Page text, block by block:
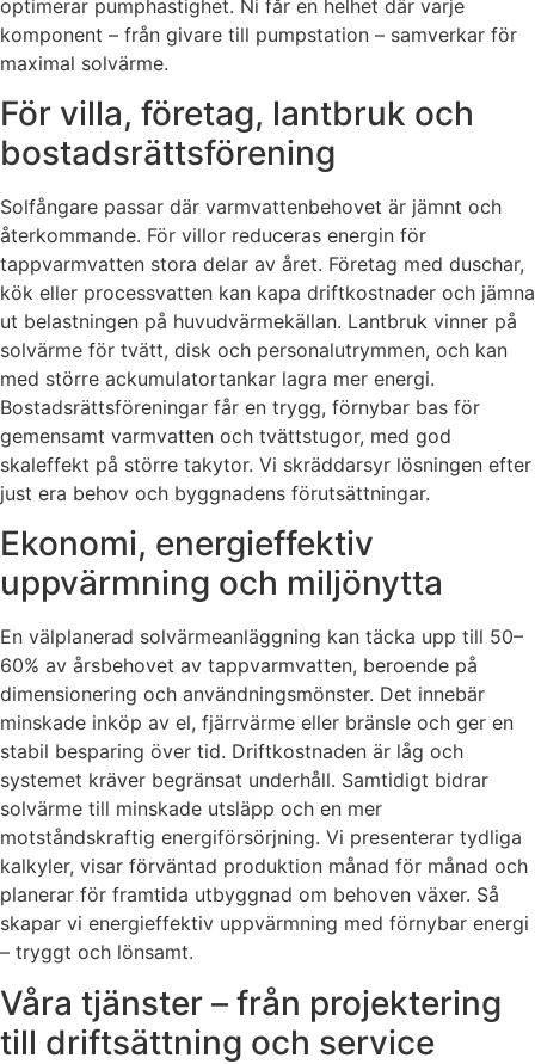
optimerar pumphastighet. Ni får en helhet där varje
komponent – från givare till pumpstation – samverkar för
maximal solvärme.
För villa, företag, lantbruk och
bostadsrättsförening
Solfångare passar där varmvattenbehovet är jämnt och
återkommande. För villor reduceras energin för
tappvarmvatten stora delar av året. Företag med duschar,
kök eller processvatten kan kapa driftkostnader och jämna
ut belastningen på huvudvärmekällan. Lantbruk vinner på
solvärme för tvätt, disk och personalutrymmen, och kan
med större ackumulatortankar lagra mer energi.
Bostadsrättsföreningar får en trygg, förnybar bas för
gemensamt varmvatten och tvättstugor, med god
skaleffekt på större takytor. Vi skräddarsyr lösningen efter
just era behov och byggnadens förutsättningar.
Ekonomi, energieffektiv
uppvärmning och miljönytta
En välplanerad solvärmeanläggning kan täcka upp till 50–
60% av årsbehovet av tappvarmvatten, beroende på
dimensionering och användningsmönster. Det innebär
minskade inköp av el, fjärrvärme eller bränsle och ger en
stabil besparing över tid. Driftkostnaden är låg och
systemet kräver begränsat underhåll. Samtidigt bidrar
solvärme till minskade utsläpp och en mer
motståndskraftig energiförsörjning. Vi presenterar tydliga
kalkyler, visar förväntad produktion månad för månad och
planerar för framtida utbyggnad om behoven växer. Så
skapar vi energieffektiv uppvärmning med förnybar energi
– tryggt och lönsamt.
Våra tjänster – från projektering
till driftsättning och service